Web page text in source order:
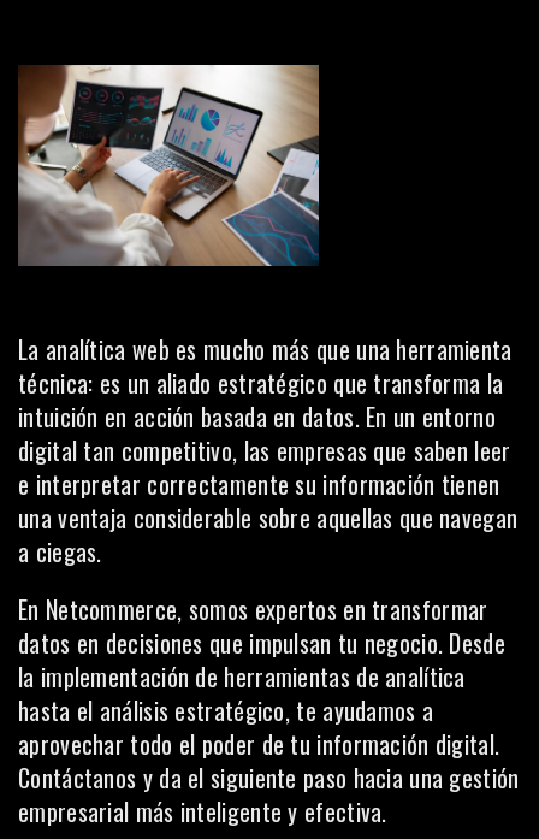
La analítica web es mucho más que una herramienta
técnica: es un aliado estratégico que transforma la
intuición en acción basada en datos. En un entorno
digital tan competitivo, las empresas que saben leer
e interpretar correctamente su información tienen
una ventaja considerable sobre aquellas que navegan
a ciegas.
En Netcommerce, somos expertos en transformar
datos en decisiones que impulsan tu negocio. Desde
la implementación de herramientas de analítica
hasta el análisis estratégico, te ayudamos a
aprovechar todo el poder de tu información digital.
Contáctanos y da el siguiente paso hacia una gestión
empresarial más inteligente y efectiva.